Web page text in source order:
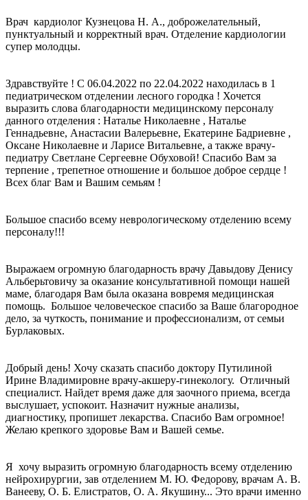
Врач кардиолог Кузнецова Н. А., доброжелательный,
пунктуальный и корректный врач. Отделение кардиологии
супер молодцы.
Здравствуйте ! С 06.04.2022 по 22.04.2022 находилась в 1
педиатрическом отделении лесного городка ! Хочется
выразить слова благодарности медицинскому персоналу
данного отделения : Наталье Николаевне , Наталье
Геннадьевне, Анастасии Валерьевне, Екатерине Бадриевне ,
Оксане Николаевне и Ларисе Витальевне, а также врачу-
педиатру Светлане Сергеевне Обуховой! Спасибо Вам за
терпение , трепетное отношение и большое доброе сердце !
Всех благ Вам и Вашим семьям !
Большое спасибо всему неврологическому отделению всему
персоналу!!!
Выражаем огромную благодарность врачу Давыдову Денису
Альберьтовичу за оказание консультативной помощи нашей
маме, благодаря Вам была оказана вовремя медицинская
помощь. Большое человеческое спасибо за Ваше благородное
дело, за чуткость, понимание и профессионализм, от семьи
Бурлаковых.
Добрый день! Хочу сказать спасибо доктору Путилиной
Ирине Владимировне врачу-акшеру-гинекологу. Отличный
специалист. Найдет время даже для заочного приема, всегда
выслушает, успокоит. Назначит нужные анализы,
диагностику, пропишет лекарства. Спасибо Вам огромное!
Желаю крепкого здоровье Вам и Вашей семье.
Я хочу выразить огромную благодарность всему отделению
нейрохирургии, зав отделением М. Ю. Федорову, врачам А. В.
Ванееву, О. Б. Елистратов, О. А. Якушину... Это врачи именно